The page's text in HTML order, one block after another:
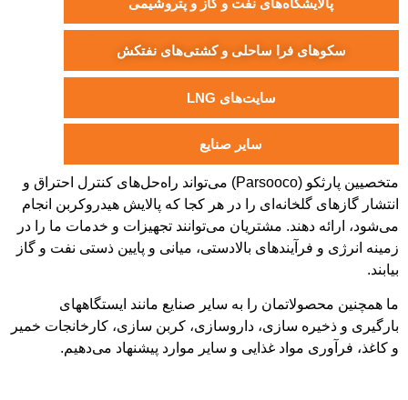
نفت و گاز و پتروشيمی
فرا ساحلی و كشتی‌های نفتكش
متخصيين پارثكو (Parsooco) می‌تواند راه‌حل‌های کنترل احتراق و
گلخانه‌ای را در هر کجا که پالايش هیدروکربن انجام
دهند. مشتریان می‌توانند تجهیزات و خدمات ما را در
فرآیندهای بالادستی، میانی و پایین ذستی نفت و گاز
را به سایر صنایع مانند ایستگاههای
سازی، داروسازی، کربن سازی، کارخانجات خمیر
مواد غذایی و سایر موارد پیشنهاد می‌دهیم.